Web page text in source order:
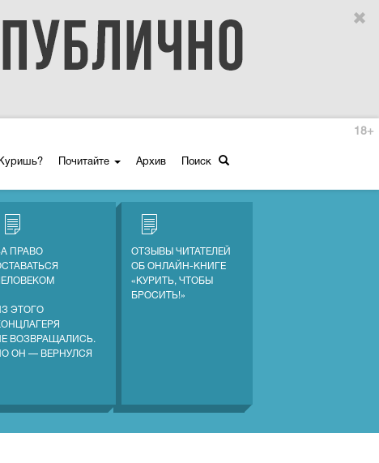
Куришь? Почитайте Архив Поиск
18+
ПРАВО
ЭТОГО
ВОЗВРАЩАЛИСЬ.
ОН — ВЕРНУЛСЯ
ОТЗЫВЫ ЧИТАТЕЛЕЙ
ОБ ОНЛАЙН-КНИГЕ
«КУРИТЬ, ЧТОБЫ
БРОСИТЬ!»